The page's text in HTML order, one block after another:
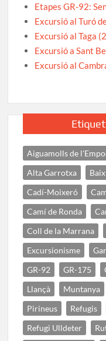
Etapes GR-92:
Excursió al Turó
Excursió al Taga
Excursió a Sant
Excursió al
Aiguamolls de
Alta Garrotxa
Cadí-Moixeró
Camí de Ronda
Coll de la Marrana
Excursionisme
GR-92
GR-175
Llançà
Muntanya
Pirineus
Refugis
Refugi Ulldeter